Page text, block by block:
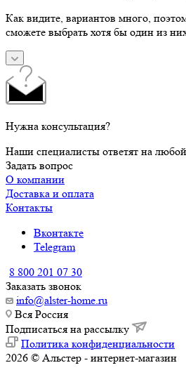
Как видите, вариантов много,
сможете выбрать хотя бы один из
Нужна консультация?
Наши специалисты ответят на
Задать вопрос
О компании
Доставка и оплата
Контакты
Вконтакте
Telegram
8 800 201 07 30
Заказать звонок
info@alster-home.ru
Вся Россия
Подписаться на рассылку
Политика конфиденциальности
2026 © Альстер - интернет-магазин